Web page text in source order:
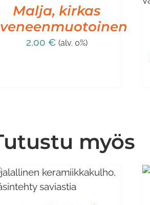
Malja, kirkas
veneenmuotoinen
2,00 € (alv. 0%)
myös
LISÄÄ OSTOSKORIIN